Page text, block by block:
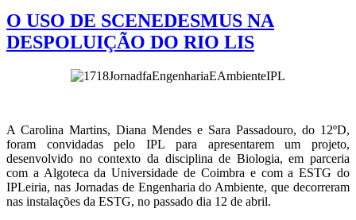
O USO DE SCENEDESMUS NA
DESPOLUIÇÃO DO RIO LIS
A Carolina Martins, Diana Mendes e Sara Passadouro, do 12ºD,
foram convidadas pelo IPL para apresentarem um projeto,
desenvolvido no contexto da disciplina de Biologia, em parceria
com a Algoteca da Universidade de Coimbra e com a ESTG do
IPLeiria, nas Jornadas de Engenharia do Ambiente, que decorreram
nas instalações da ESTG, no passado dia 12 de abril.